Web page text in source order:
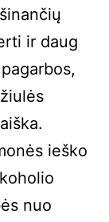
ir daug
ieško
nuo